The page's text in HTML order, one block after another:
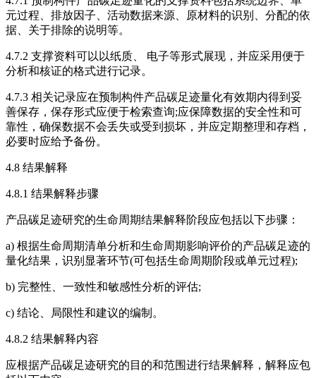
元过程、排放因子、活动数据来源、原材料的识别、分配的依
据、关于排除的说明等。
4.7.2 支撑资料可以以纸质、 电子等形式展现，并应采用便于
分析和核证的格式进行记录。
4.7.3 相关记录应在预制构件产品碳足迹量化有效期内得到妥
善保存，保存形式应便于检索查询;应保障数据的安全性和可
靠性，确保数据不会丢失或受到损坏，并应定期整理和存档，
必要时应给予备份。
4.8 结果解释
4.8.1 结果解释步骤
产品碳足迹研究的生命周期结果解释阶段应包括以下步骤：
a) 根据生命周期清单分析和生命周期影响评价的产品碳足迹的
量化结果，识别显著环节(可包括生命周期阶段或单元过程);
b) 完整性、一致性和敏感性分析的评估;
c) 结论、局限性和建议的编制。
4.8.2 结果解释内容
应根据产品碳足迹研究的目的和范围进行结果解释，解释应包